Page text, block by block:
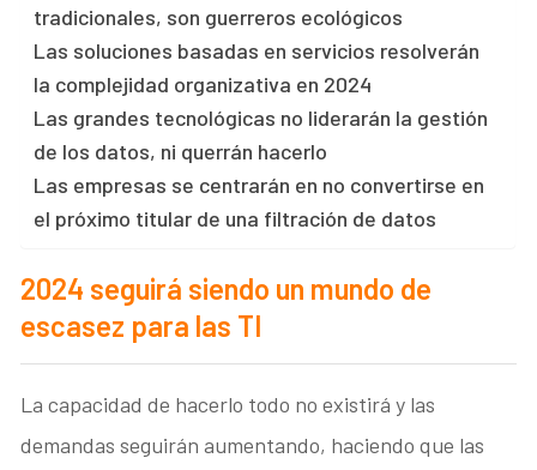
tradicionales, son guerreros ecológicos
Las soluciones basadas en servicios resolverán
la complejidad organizativa en 2024
Las grandes tecnológicas no liderarán la gestión
de los datos, ni querrán hacerlo
Las empresas se centrarán en no convertirse en
el próximo titular de una filtración de datos
2024 seguirá siendo un mundo de
escasez para las TI
La capacidad de hacerlo todo no existirá y las
demandas seguirán aumentando, haciendo que las